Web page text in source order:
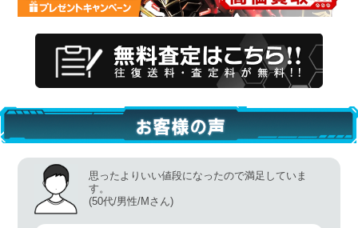
思ったよりいい値段になったので満足していま
す。
(50代/男性/Mさん)